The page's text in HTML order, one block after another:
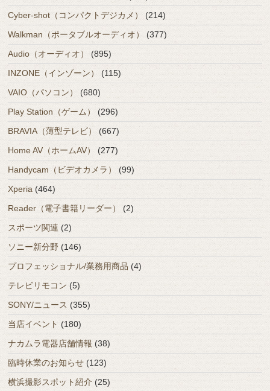
Cyber-shot（コンパクトデジカメ） (214)
Walkman（ポータブルオーディオ）
(377)
Audio（オーディオ）
(895)
INZONE（インゾーン）
(115)
VAIO（パソコン）
(680)
Play Station（ゲーム）
(296)
BRAVIA（薄型テレビ）
(667)
Home AV（ホームAV）
(277)
Handycam（ビデオカメラ）
(99)
Xperia (464)
Reader（電子書籍リーダー）
(2)
スポーツ関連 (2)
ソニー新分野 (146)
プロフェッショナル/業務用商品 (4)
テレビリモコン (5)
SONY/ニュース (355)
当店イベント (180)
ナカムラ電器店舗情報 (38)
臨時休業のお知らせ (123)
横浜撮影スポット紹介 (25)